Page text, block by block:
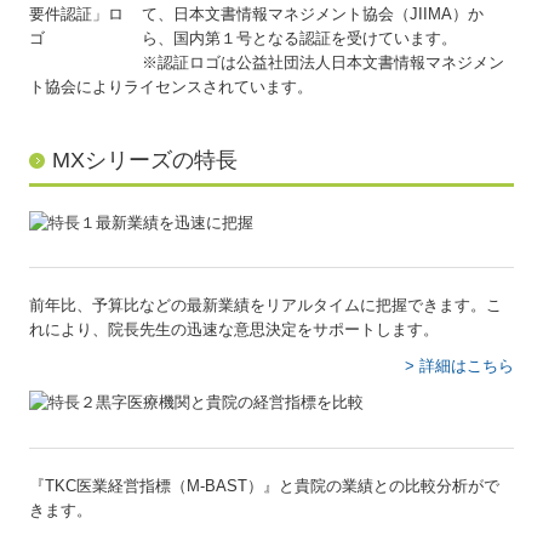
病院・診療所の皆様へ
社会福祉法人の皆様へ
補助金・助成金・融資情報
関与先向け融資商品ご紹介
経営者の皆様をサポート
経営者お役立ち情報
社長メニューASP版
て、日本文書情報マネジメント協会（JIIMA）か
ら、国内第１号となる認証を受けています。
※認証ロゴは公益社団法人日本文書情報マネジメン
ト協会によりライセンスされています。
MXシリーズの特長
前年比、予算比などの最新業績をリアルタイムに把握できます。こ
れにより、院長先生の迅速な意思決定をサポートします。
> 詳細はこちら
『TKC医業経営指標（M-BAST）』と貴院の業績との比較分析がで
きます。